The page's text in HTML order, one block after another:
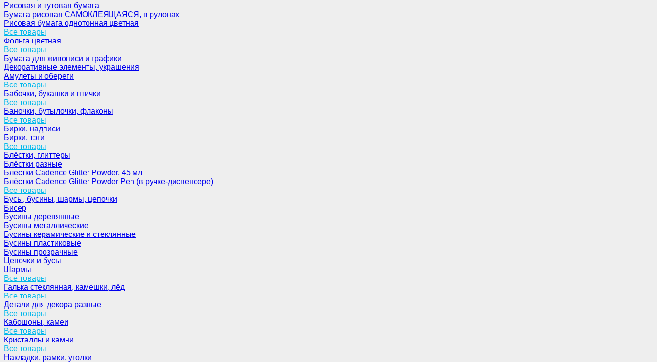
Рисовая и тутовая бумага
Бумага рисовая САМОКЛЕЯЩАЯСЯ, в рулонах
Рисовая бумага однотонная цветная
Все товары
Фольга цветная
Все товары
Бумага для живописи и графики
Декоративные элементы, украшения
Амулеты и обереги
Все товары
Бабочки, букашки и птички
Все товары
Баночки, бутылочки, флаконы
Все товары
Бирки, надписи
Бирки, тэги
Все товары
Блёстки, глиттеры
Блёстки разные
Блёстки Cadence Glitter Powder, 45 мл
Блёстки Cadence Glitter Powder Pen (в ручке-диспенсере)
Все товары
Бусы, бусины, шармы, цепочки
Бисер
Бусины деревянные
Бусины металлические
Бусины керамические и стеклянные
Бусины пластиковые
Бусины прозрачные
Цепочки и бусы
Шармы
Все товары
Галька стеклянная, камешки, лёд
Все товары
Детали для декора разные
Все товары
Кабошоны, камеи
Все товары
Кристаллы и камни
Все товары
Накладки, рамки, уголки